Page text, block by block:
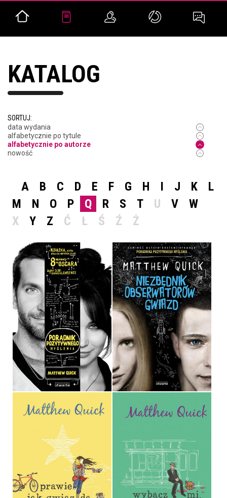
KATALOG
SORTUJ:
data wydania
alfabetycznie po tytule
alfabetycznie po autorze
nowość
A B C D E F G H I J K
L
M
N O P Q R S T U V
W
X
Y Z Ć Ł Ś Ź Ż
PORADNIK
POZYTYWNEGO
MYŚLENIA
MATTHEW QUICK
OPRAWA MIĘKKA
34,90 ZŁ
NIEZBĘDNIK
OBSERWATORÓW GWIAZD
MATTHEW QUICK
OPRAWA MIĘKKA
34,90 ZŁ
PRAWIE JAK GWIAZDA
ROCKA
MATTHEW QUICK
OPRAWA MIĘKKA
WYBACZ MI, LEONARDZIE
MATTHEW QUICK
OPRAWA MIĘKKA